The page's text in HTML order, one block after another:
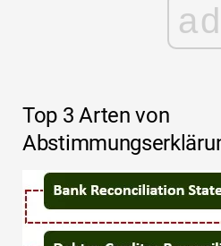
ad
Top 3 Arten von